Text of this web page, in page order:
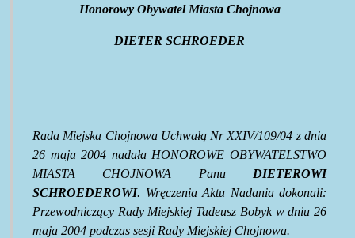
Honorowy Obywatel Miasta Chojnowa
DIETER SCHROEDER
Rada Miejska Chojnowa Uchwałą Nr XXIV/109/04 z dnia
26 maja 2004 nadała HONOROWE OBYWATELSTWO
MIASTA CHOJNOWA Panu DIETEROWI
SCHROEDEROWI. Wręczenia Aktu Nadania dokonali:
Przewodniczący Rady Miejskiej Tadeusz Bobyk w dniu 26
maja 2004 podczas sesji Rady Miejskiej Chojnowa.